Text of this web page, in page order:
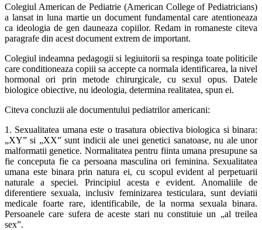
Colegiul American de Pediatrie (American College of Pediatricians)
a lansat in luna martie un document fundamental care atentioneaza
ca ideologia de gen dauneaza copiilor. Redam in romaneste citeva
paragrafe din acest document extrem de important.
Colegiul indeamna pedagogii si legiuitorii sa respinga toate politicile
care conditioneaza copiii sa accepte ca normala identificarea, la nivel
hormonal ori prin metode chirurgicale, cu sexul opus. Datele
biologice obiective, nu ideologia, determina realitatea, spun ei.
Citeva concluzii ale documentului pediatrilor americani:
1. Sexualitatea umana este o trasatura obiectiva biologica si binara:
„XY” si „XX” sunt indicii ale unei genetici sanatoase, nu ale unor
malformatii genetice. Normalitatea pentru fiinta umana presupune sa
fie conceputa fie ca persoana masculina ori feminina. Sexualitatea
umana este binara prin natura ei, cu scopul evident al perpetuarii
naturale a speciei. Principiul acesta e evident. Anomaliile de
diferentiere sexuala, inclusiv feminizarea testiculara, sunt deviatii
medicale foarte rare, identificabile, de la norma sexuala binara.
Persoanele care sufera de aceste stari nu constituie un „al treilea
sex”.